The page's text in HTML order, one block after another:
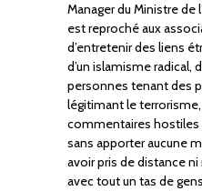
Manager du Ministre de
est reproché aux
d’entretenir des liens
d’un islamisme radical,
personnes tenant des
légitimant le
commentaires hostiles
sans apporter aucune
avoir pris de distance ni
avec tout un tas de